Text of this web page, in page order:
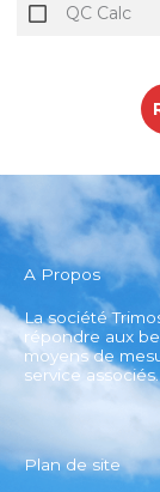
QC Calc
A Propos
La société
répondre aux
moyens de
service associés.
Plan de site